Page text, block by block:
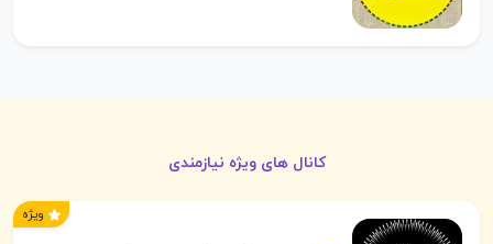
کانال های ویژه نیازمندی
ویژه